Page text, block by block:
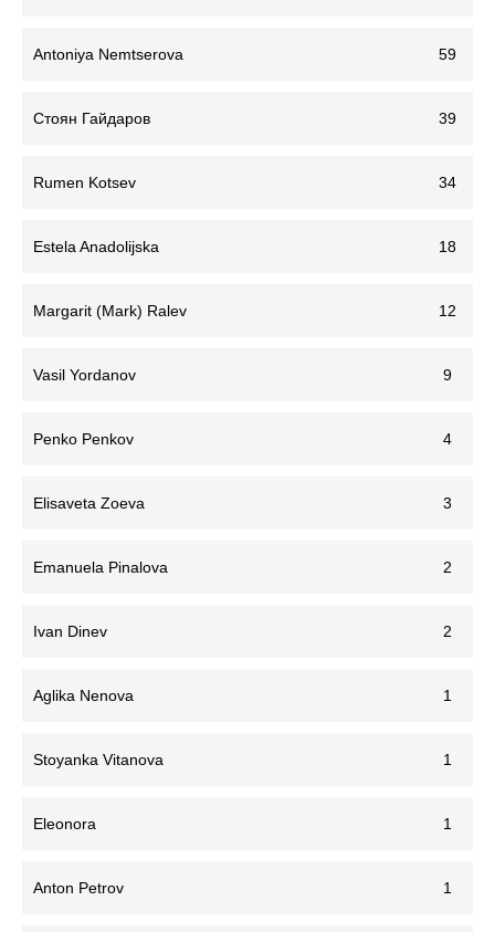
Antoniya Nemtserova 59
Стоян Гайдаров 39
Rumen Kotsev 34
Estela Anadolijska 18
Margarit (Mark) Ralev 12
Vasil Yordanov 9
Penko Penkov 4
Elisaveta Zoeva 3
Emanuela Pinalova 2
Ivan Dinev 2
Aglika Nenova 1
Stoyanka Vitanova 1
Eleonora 1
Anton Petrov 1